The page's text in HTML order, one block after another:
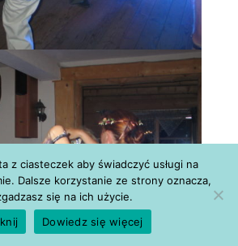
z ciasteczek aby świadczyć usługi na
Dalsze korzystanie ze strony oznacza,
się na ich użycie.
Dowiedz się więcej